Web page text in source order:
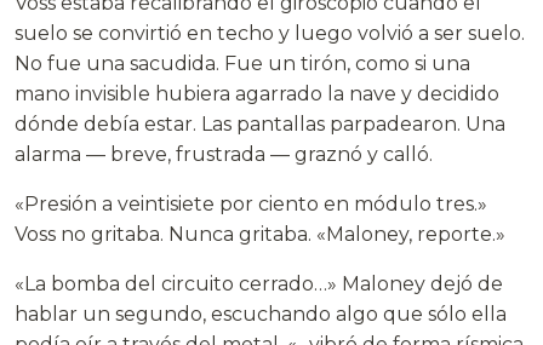
suelo se convirtió en techo y luego volvió a ser suelo.
No fue una sacudida. Fue un tirón, como si una
mano invisible hubiera agarrado la nave y decidido
dónde debía estar. Las pantallas parpadearon. Una
alarma — breve, frustrada — graznó y calló.
«Presión a veintisiete por ciento en módulo tres.»
Voss no gritaba. Nunca gritaba. «Maloney, reporte.»
«La bomba del circuito cerrado…» Maloney dejó de
hablar un segundo, escuchando algo que sólo ella